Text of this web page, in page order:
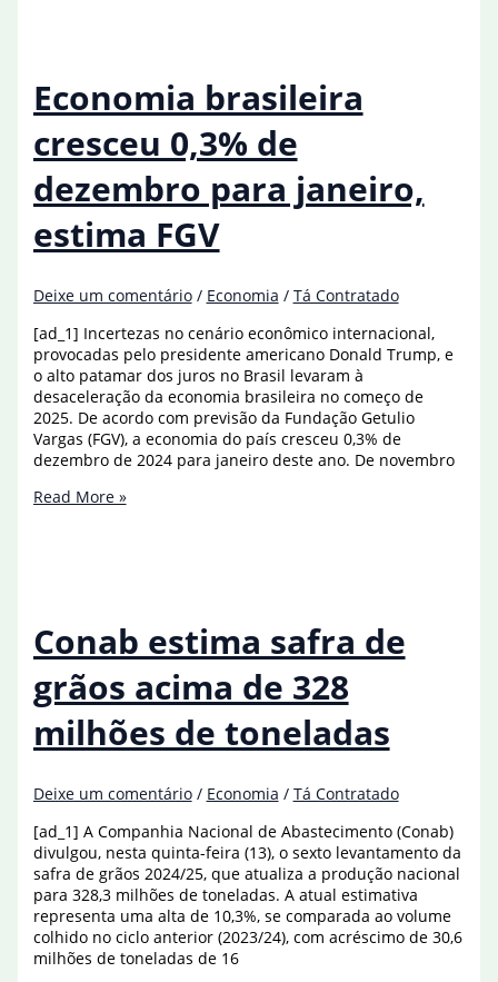
toneladas
de
cana
Economia brasileira
cresceu 0,3% de
dezembro para janeiro,
estima FGV
Deixe um comentário / Economia / Tá Contratado
[ad_1] Incertezas no cenário econômico internacional,
provocadas pelo presidente americano Donald Trump, e
o alto patamar dos juros no Brasil levaram à
desaceleração da economia brasileira no começo de
2025. De acordo com previsão da Fundação Getulio
Vargas (FGV), a economia do país cresceu 0,3% de
dezembro de 2024 para janeiro deste ano. De novembro
Economia
janeiro,
estima
FGV
Read More »
Conab estima safra de
grãos acima de 328
milhões de toneladas
Deixe um comentário / Economia / Tá Contratado
[ad_1] A Companhia Nacional de Abastecimento (Conab)
divulgou, nesta quinta-feira (13), o sexto levantamento da
safra de grãos 2024/25, que atualiza a produção nacional
para 328,3 milhões de toneladas. A atual estimativa
representa uma alta de 10,3%, se comparada ao volume
colhido no ciclo anterior (2023/24), com acréscimo de 30,6
milhões de toneladas de 16